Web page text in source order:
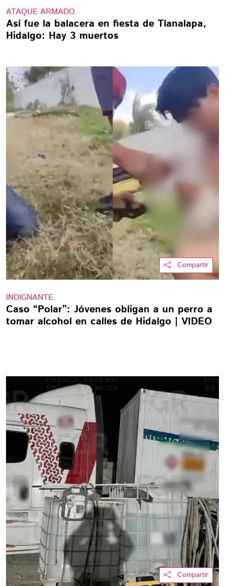
ATAQUE ARMADO
Así fue la balacera en fiesta de Tlanalapa,
Hidalgo: Hay 3 muertos
Compartir
INDIGNANTE
Caso “Polar”: Jóvenes obligan a un perro a
tomar alcohol en calles de Hidalgo | VIDEO
Compartir